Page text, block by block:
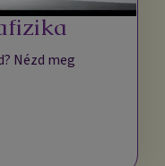
Nézd meg